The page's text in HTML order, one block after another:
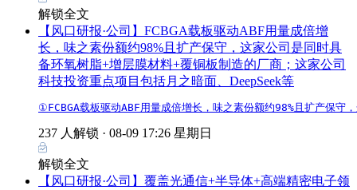
解锁全文
【风口研报·公司】FCBGA载板驱动ABF用量成倍增
长，味之素份额约98%且扩产保守，这家公司是同时具
备环氧树脂+增层膜材料+覆铜板制造的厂商；这家公司
科技投资重点项目包括月之暗面、DeepSeek等
①FCBGA载板驱动ABF用量成倍增长，味之素份额约98%且扩产保
237 人解锁 · 08-09 17:26 星期日
解锁全文
【风口研报·公司】覆盖光通信+半导体+高端精密电子领